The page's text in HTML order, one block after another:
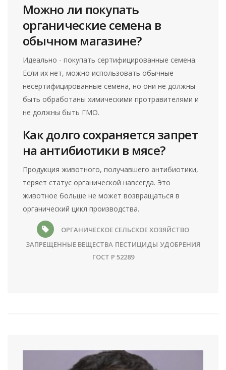
Можно ли покупать
органические семена в
обычном магазине?
Идеально - покупать сертифицированные семена.
Если их нет, можно использовать обычные
несертифицированные семена, но они не должны
быть обработаны химическими протравителями и
не должны быть ГМО.
Как долго сохраняется запрет
на антибиотики в мясе?
Продукция животного, получавшего антибиотики,
теряет статус органической навсегда. Это
животное больше не может возвращаться в
органический цикл производства.
ОРГАНИЧЕСКОЕ СЕЛЬСКОЕ ХОЗЯЙСТВО
ЗАПРЕЩЕННЫЕ ВЕЩЕСТВА ПЕСТИЦИДЫ УДОБРЕНИЯ
ГОСТ Р 52289